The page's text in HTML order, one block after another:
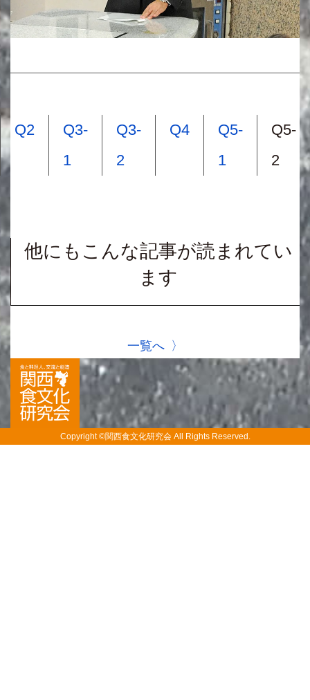
Q2
Q3-
1
Q3-
2
Q4
Q5-
1
Q5-
2
他にもこんな記事が読まれてい
ます
一覧へ
Copyright ©関西食文化研究会 All Rights Reserved.